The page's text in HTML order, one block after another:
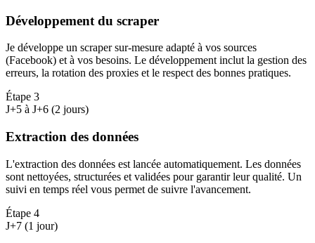
Développement du scraper
Je développe un scraper sur-mesure adapté à vos sources
(Facebook) et à vos besoins. Le développement inclut la gestion des
erreurs, la rotation des proxies et le respect des bonnes pratiques.
Étape 3
J+5 à J+6 (2 jours)
Extraction des données
L'extraction des données est lancée automatiquement. Les données
sont nettoyées, structurées et validées pour garantir leur qualité. Un
suivi en temps réel vous permet de suivre l'avancement.
Étape 4
J+7 (1 jour)